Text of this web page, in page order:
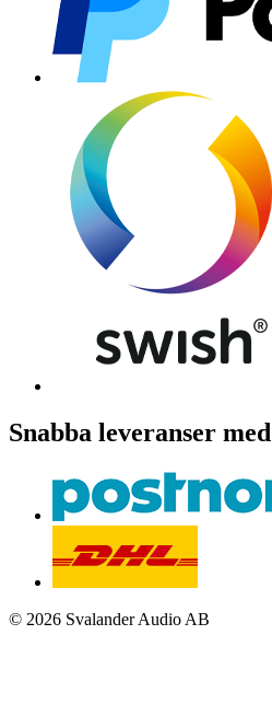
Snabba leveranser med
© 2026 Svalander Audio AB